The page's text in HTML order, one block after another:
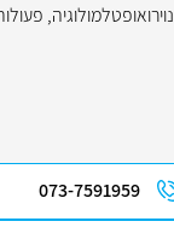
נוירואופטלמולוגיה,
073-7591959